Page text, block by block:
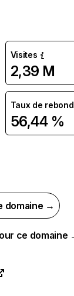
Visites
2,39 M
Taux de rebond
56,44 %
domaine →
ce domaine